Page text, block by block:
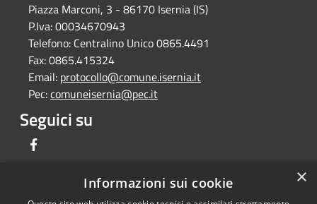
Piazza Marconi, 3 - 86170 Isernia (IS)
P.Iva:00034670943
Telefono: Centralino Unico 0865.4491
Fax:0865.415324
Email: protocollo@comune.isernia.it
Pec:comuneisernia@pec.it
Seguici su
×
Informazioni sui cookie